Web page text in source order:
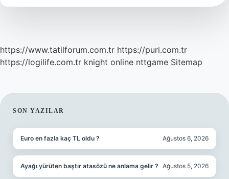
Demek
https://www.tatilforum.com.tr https://puri.com.tr
https://logilife.com.tr knight online nttgame Sitemap
SIDEBAR
SON YAZILAR
Euro en fazla kaç TL oldu ? Ağustos 6, 2026
Ayağı yürüten baştır atasözü ne anlama gelir ? Ağustos 5, 2026